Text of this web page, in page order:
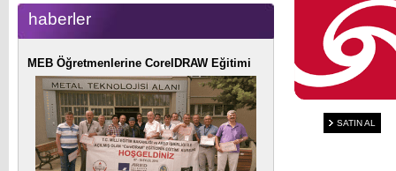
SATIN AL
haberler
MEB Öğretmenlerine CorelDRAW Eğitimi